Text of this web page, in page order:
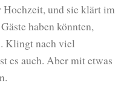
Hochzeit, und sie klärt im
haben könnten,
Klingt nach viel
es auch. Aber mit etwas